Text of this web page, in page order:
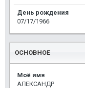
День рождения
07/17/1966
ОСНОВНОЕ
Моё имя
АЛЕКСАНДР